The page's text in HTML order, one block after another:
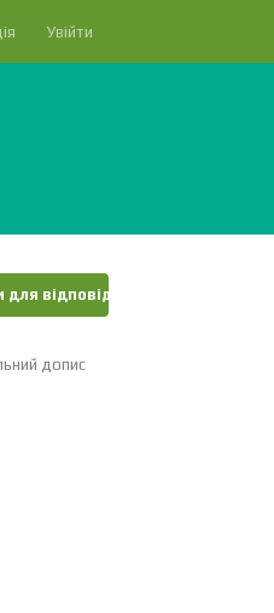
Увійти
для відповіді
допис